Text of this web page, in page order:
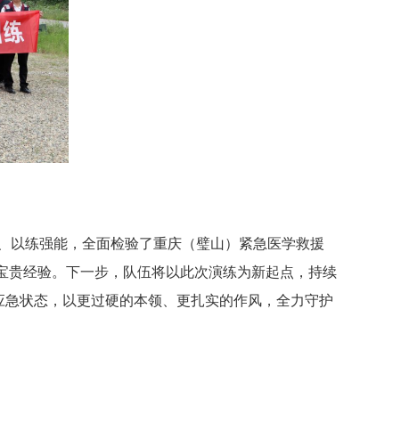
练强能，全面检验了重庆（璧山）紧急医学救援
经验。下一步，队伍将以此次演练为新起点，持续
状态，以更过硬的本领、更扎实的作风，全力守护